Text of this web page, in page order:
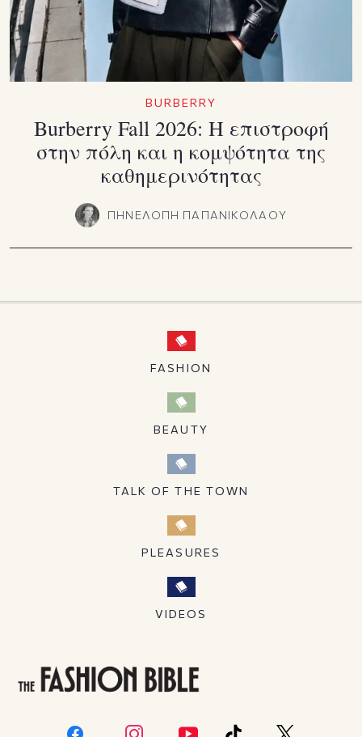
BURBERRY
Burberry Fall 2026: Η επιστροφή
στην πόλη και η κομψότητα της
καθημερινότητας
ΠΗΝΕΛΟΠΗ ΠΑΠΑΝΙΚΟΛΑΟΥ
FASHION
BEAUTY
TALK OF THE TOWN
PLEASURES
VIDEOS